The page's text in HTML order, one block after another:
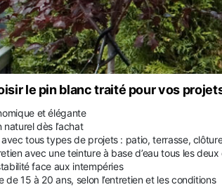
le pin blanc traité pour vos
et élégante
naturel dès l’achat
tous types de projets : patio, terrasse,
avec une teinture à base d’eau tous les
face aux intempéries
de 15 à 20 ans, selon l’entretien et les conditions